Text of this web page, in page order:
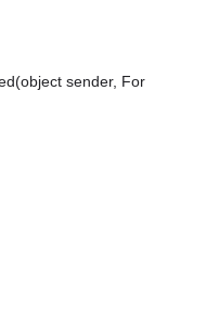
sender, For